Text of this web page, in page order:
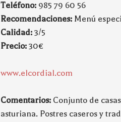
Teléfono: 985 79 60 56
Recomendaciones: Menú
Calidad: 3/5
Precio: 30€
www.elcordial.com
Comentarios: Conjunto de
asturiana. Postres caseros y